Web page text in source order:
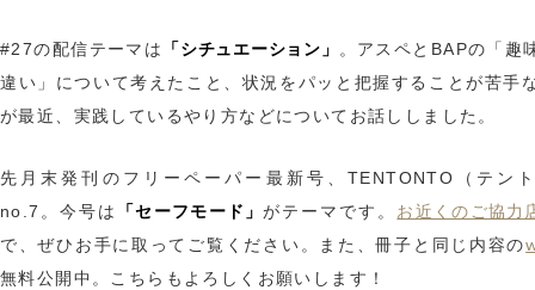
#27の配信テーマは 「シチュエーション」 。アスペとBAPの「趣
違い」について考えたこと、状況をパッと把握することが苦手
が最近、実践しているやり方などについてお話ししました。
先月末発刊のフリーペーパー最新号、TENTONTO（テン
no.7。今号は
「セーフモード」がテーマです。 お近くのご協力
で、ぜひお手に取ってご覧ください。また、冊子と同じ内容の
無料公開中。こちらもよろしくお願いします！